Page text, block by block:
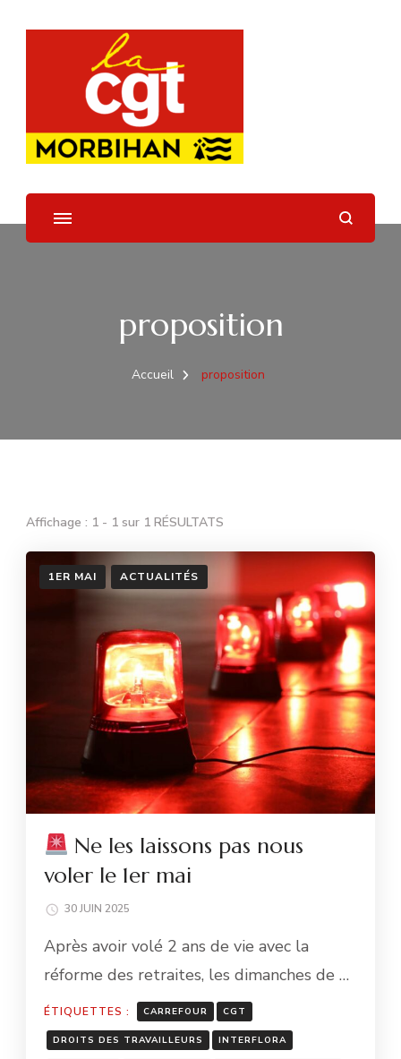
UD CGT 56
proposition
Accueil proposition
Affichage : 1 - 1 sur 1 RÉSULTATS
1ER MAI ACTUALITÉS
Ne les laissons pas nous
voler le 1er mai
30 JUIN 2025
Après avoir volé 2 ans de vie avec la
réforme des retraites, les dimanches de …
ÉTIQUETTES : CARREFOUR CGT
DROITS DES TRAVAILLEURS INTERFLORA